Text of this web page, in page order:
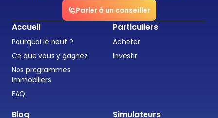
Parler à un conseiller
Accueil
Pourquoi le neuf ?
Ce que vous y gagnez
Nos programmes
immobiliers
FAQ
Particuliers
Acheter
Investir
Blog Simulateurs